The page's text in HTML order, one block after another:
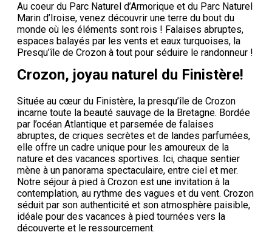
Au coeur du Parc Naturel d’Armorique et du Parc Naturel
Marin d’Iroise, venez découvrir une terre du bout du
monde où les éléments sont rois ! Falaises abruptes,
espaces balayés par les vents et eaux turquoises, la
Presqu’île de Crozon à tout pour séduire le randonneur !
Crozon, joyau naturel du Finistère!
Située au cœur du Finistère, la presqu’île de Crozon
incarne toute la beauté sauvage de la Bretagne. Bordée
par l’océan Atlantique et parsemée de falaises
abruptes, de criques secrètes et de landes parfumées,
elle offre un cadre unique pour les amoureux de la
nature et des vacances sportives. Ici, chaque sentier
mène à un panorama spectaculaire, entre ciel et mer.
Notre séjour à pied à Crozon est une invitation à la
contemplation, au rythme des vagues et du vent. Crozon
séduit par son authenticité et son atmosphère paisible,
idéale pour des vacances à pied tournées vers la
découverte et le ressourcement.